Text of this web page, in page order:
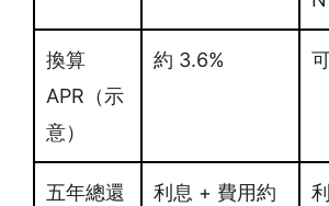
換算
APR（示
意）
約 3.6%
五年總還
利息 + 費用約